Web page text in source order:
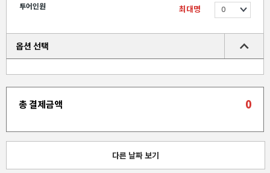
투어인원 최대명
옵션 선택
총 결제금액 0
다른 날짜 보기